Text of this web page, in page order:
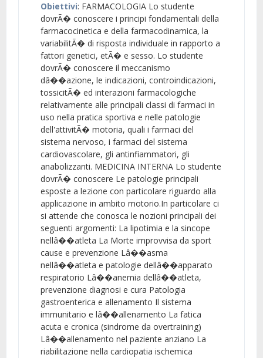
Obiettivi: FARMACOLOGIA Lo studente
dovrÃ� conoscere i principi fondamentali della
farmacocinetica e della farmacodinamica, la
variabilitÃ� di risposta individuale in rapporto a
fattori genetici, etÃ� e sesso. Lo studente
dovrÃ� conoscere il meccanismo
dâ��azione, le indicazioni, controindicazioni,
tossicitÃ� ed interazioni farmacologiche
relativamente alle principali classi di farmaci in
uso nella pratica sportiva e nelle patologie
dell'attivitÃ� motoria, quali i farmaci del
sistema nervoso, i farmaci del sistema
cardiovascolare, gli antinfiammatori, gli
anabolizzanti. MEDICINA INTERNA Lo studente
dovrÃ� conoscere Le patologie principali
esposte a lezione con particolare riguardo alla
applicazione in ambito motorio.In particolare ci
si attende che conosca le nozioni principali dei
seguenti argomenti: La lipotimia e la sincope
nellâ��atleta La Morte improvvisa da sport
cause e prevenzione Lâ��asma
nellâ��atleta e patologie dellâ��apparato
respiratorio Lâ��anemia dellâ��atleta,
prevenzione diagnosi e cura Patologia
gastroenterica e allenamento Il sistema
immunitario e lâ��allenamento La fatica
acuta e cronica (sindrome da overtraining)
Lâ��allenamento nel paziente anziano La
riabilitazione nella cardiopatia ischemica